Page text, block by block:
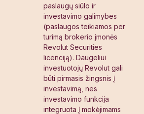
paslaugų siūlo ir
investavimo galimybes
(paslaugos teikiamos per
turimą brokerio įmonės
Revolut Securities
licenciją). Daugeliui
investuotojų Revolut gali
būti pirmasis žingsnis į
investavimą, nes
investavimo funkcija
integruota į mokėjimams